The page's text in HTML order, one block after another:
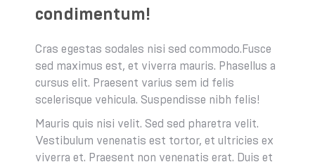
condimentum!
Cras egestas sodales nisi sed commodo.Fusce
sed maximus est, et viverra mauris. Phasellus a
cursus elit. Praesent varius sem id felis
scelerisque vehicula. Suspendisse nibh felis!
Mauris quis nisi velit. Sed sed pharetra velit.
Vestibulum venenatis est tortor, et ultricies ex
viverra et. Praesent non venenatis erat. Duis et